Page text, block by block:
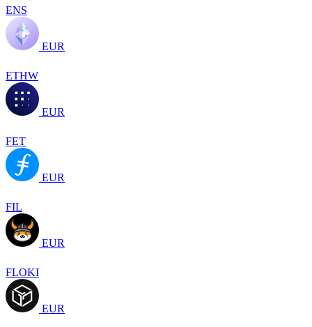
ENS
EUR
ETHW
EUR
FET
EUR
FIL
EUR
FLOKI
EUR